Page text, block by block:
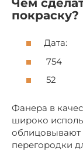
покраску?
Дата:
754
52
Фанера в
широко
облицовывают
перегородки